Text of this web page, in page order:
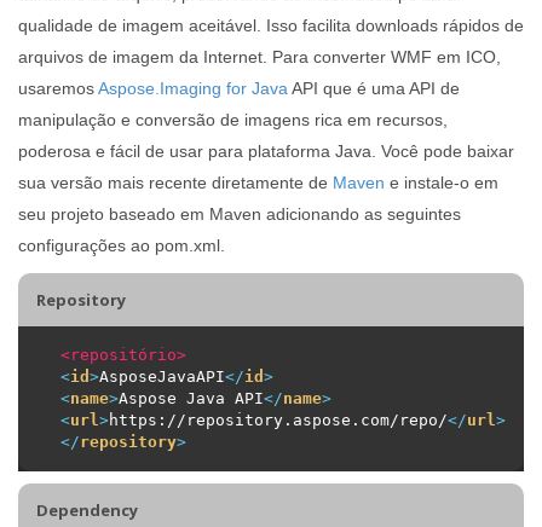
qualidade de imagem aceitável. Isso facilita downloads rápidos de
arquivos de imagem da Internet. Para converter WMF em ICO,
usaremosAspose.Imaging for Java API que é uma API de
manipulação e conversão de imagens rica em recursos,
poderosa e fácil de usar para plataforma Java. Você pode baixar
sua versão mais recente diretamente de Maven e instale-o em
seu projeto baseado em Maven adicionando as seguintes
configurações ao pom.xml.
Repository
<repositório>
<id >AsposeJavaAPI</id >
<name>Aspose Java API</name>
<url >https://repository.aspose.com/repo/</url >
</repository>
Dependency